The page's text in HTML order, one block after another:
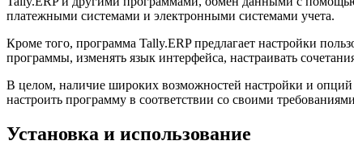
платежными системами и электронными системами учета.
Кроме того, программа Tally.ERP предлагает настройки
программы, изменять язык интерфейса, настраивать
В целом, наличие широких возможностей настройки и
настроить программу в соответствии со своими
Установка и использование